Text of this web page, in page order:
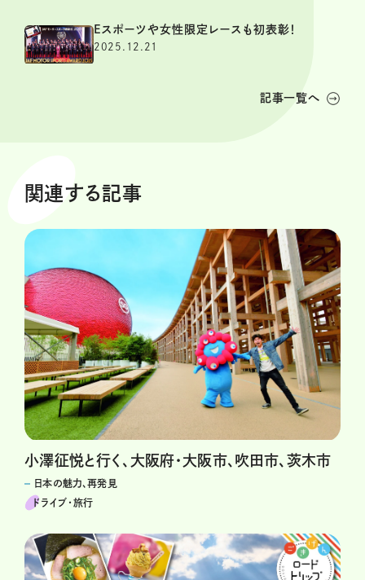
Eスポーツや女性限定レースも初表彰！
2025.12.21
記事一覧へ
関連する記事
小澤征悦と行く、大阪府・大阪市、吹田市、茨木市
日本の魅力、再発見
ドライブ･旅行